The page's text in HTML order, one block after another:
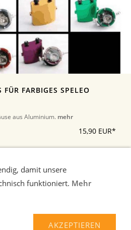
FARBIGES SPELEO
aus Aluminium. mehr
15,90 EUR*
zuzüglich Versand
AGB
Widerrufsrecht
Impressum Über uns
damit unsere
funktioniert. Mehr
AKZEPTIEREN